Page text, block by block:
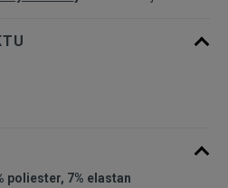
poliester, 7% elastan